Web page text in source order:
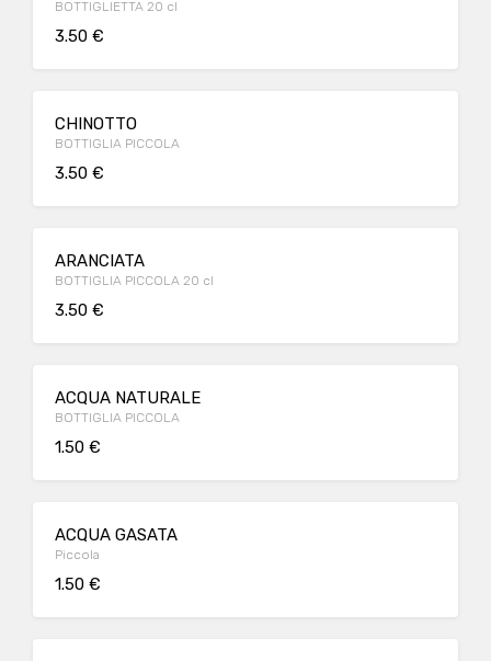
BOTTIGLIETTA 20 cl
3.50 €
CHINOTTO
BOTTIGLIA PICCOLA
3.50 €
ARANCIATA
BOTTIGLIA PICCOLA 20 cl
3.50 €
ACQUA NATURALE
BOTTIGLIA PICCOLA
1.50 €
ACQUA GASATA
Piccola
1.50 €